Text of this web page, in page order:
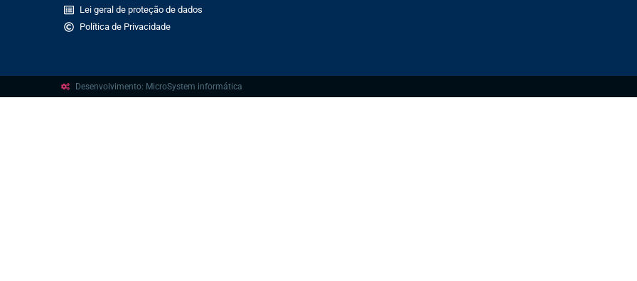
Lei geral de proteção de dados
Política de Privacidade
Desenvolvimento: MicroSystem informática